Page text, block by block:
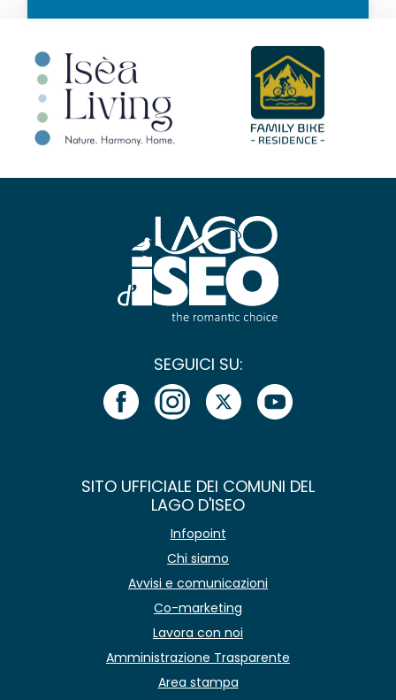
SEGUICI SU:
SITO UFFICIALE DEI COMUNI DEL
LAGO D'ISEO
Infopoint
Chi siamo
Avvisi e comunicazioni
Co-marketing
Lavora con noi
Amministrazione Trasparente
Area stampa